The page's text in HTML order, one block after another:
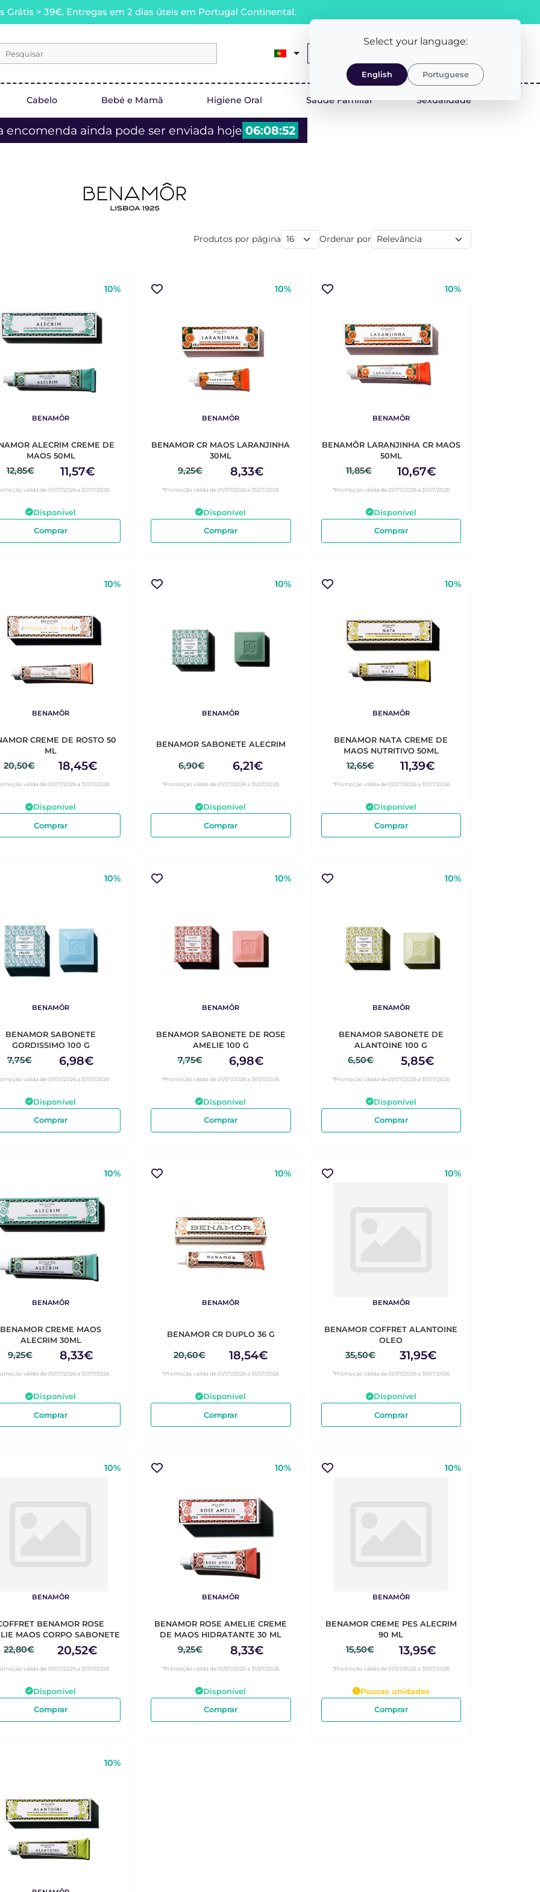
Select your language:
English Portuguese
Grátis > 39€. Entregas em 2 dias úteis em Portugal Continental.
Pesquisar
0
Cabelo Bebé e Mamã Higiene Oral Saúde Familiar Sexualidade
encomenda ainda pode ser enviada hoje 06:08:51
Produtos por página Ordenar por
10%
BENAMÔR
ALECRIM CREME DE
MAOS 50ML
12,85€ 11,57€
válida de 01/07/2026 a 31/07/2026
Disponível
Comprar
10%
BENAMÔR
BENAMOR CR MAOS LARANJINHA
30ML
9,25€ 8,33€
*Promoção válida de 01/07/2026 a 31/07/2026
Disponível
Comprar
10%
BENAMÔR
BENAMÔR LARANJINHA CR MAOS
50ML
11,85€ 10,67€
*Promoção válida de 01/07/2026 a 31/07/2026
Disponível
Comprar
10%
BENAMÔR
CREME DE ROSTO 50
ML
20,50€ 18,45€
válida de 01/07/2026 a 31/07/2026
Disponível
Comprar
10%
BENAMÔR
BENAMOR SABONETE ALECRIM
6,90€ 6,21€
*Promoção válida de 01/07/2026 a 31/07/2026
Disponível
Comprar
10%
BENAMÔR
BENAMOR NATA CREME DE
MAOS NUTRITIVO 50ML
12,65€ 11,39€
*Promoção válida de 01/07/2026 a 31/07/2026
Disponível
Comprar
10%
BENAMÔR
BENAMOR SABONETE
GORDISSIMO 100 G
7,75€ 6,98€
válida de 01/07/2026 a 31/07/2026
Disponível
Comprar
10%
BENAMÔR
BENAMOR SABONETE DE ROSE
AMELIE 100 G
7,75€ 6,98€
*Promoção válida de 01/07/2026 a 31/07/2026
Disponível
Comprar
10%
BENAMÔR
BENAMOR SABONETE DE
ALANTOINE 100 G
6,50€ 5,85€
*Promoção válida de 01/07/2026 a 31/07/2026
Disponível
Comprar
10%
BENAMÔR
BENAMOR CREME MAOS
ALECRIM 30ML
9,25€ 8,33€
válida de 01/07/2026 a 31/07/2026
Disponível
Comprar
10%
BENAMÔR
BENAMOR CR DUPLO 36 G
20,60€ 18,54€
*Promoção válida de 01/07/2026 a 31/07/2026
Disponível
Comprar
10%
BENAMÔR
BENAMOR COFFRET ALANTOINE
OLEO
35,50€ 31,95€
*Promoção válida de 01/07/2026 a 31/07/2026
Disponível
Comprar
10%
BENAMÔR
BENAMOR ROSE
AMELIE MAOS CORPO SABONETE
22,80€ 20,52€
válida de 01/07/2026 a 31/07/2026
Disponível
Comprar
10%
BENAMÔR
BENAMOR ROSE AMELIE CREME
DE MAOS HIDRATANTE 30 ML
9,25€ 8,33€
*Promoção válida de 01/07/2026 a 31/07/2026
Disponível
Comprar
10%
BENAMÔR
BENAMOR CREME PES ALECRIM
90 ML
15,50€ 13,95€
*Promoção válida de 01/07/2026 a 31/07/2026
Poucas unidades
Comprar
10%